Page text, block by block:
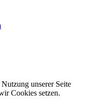
unserer Seite
Cookies setzen.